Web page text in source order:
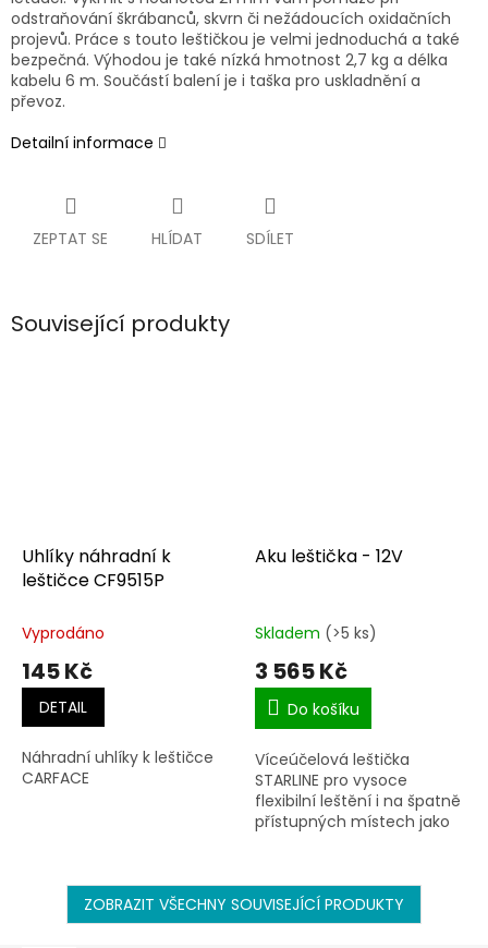
odstraňování škrábanců, skvrn či nežádoucích oxidačních
projevů. Práce s touto leštičkou je velmi jednoduchá a také
bezpečná. Výhodou je také nízká hmotnost 2,7 kg a délka
kabelu 6 m. Součástí balení je i taška pro uskladnění a
převoz.
Detailní informace
ZEPTAT SE HLÍDAT SDÍLET
Související produkty
Uhlíky náhradní k
leštičce CF9515P
Vyprodáno
145 Kč
DETAIL
Náhradní uhlíky k leštičce
CARFACE
Aku leštička - 12V
Skladem (>5 ks)
3 565 Kč
Do košíku
Víceúčelová leštička
STARLINE pro vysoce
flexibilní leštění i na špatně
přístupných místech jako
dostatek místa.
ZOBRAZIT VŠECHNY SOUVISEJÍCÍ PRODUKTY